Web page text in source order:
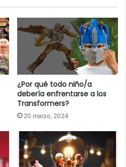
¿Por qué todo niño/a
debería enfrentarse a los
Transformers?
20 marzo, 2024